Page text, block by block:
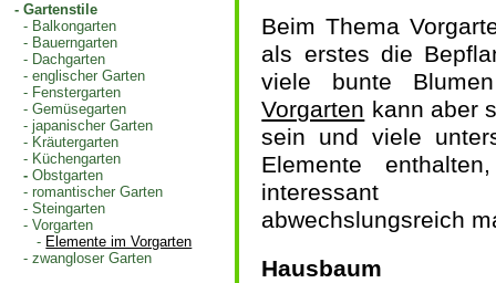
-Gartenstile
- Balkongarten
- Bauerngarten
- Dachgarten
-englischer Garten
- Fenstergarten
-Gemüsegarten
-japanischer Garten
- Kräutergarten
- Küchengarten
- Obstgarten
-romantischer Garten
-Steingarten
-Vorgarten
- Elemente im Vorgarten
-zwangloser Garten
Beim Thema
als erstes die
viele bunte
Vorgarten kann aber
sein und viele
Elemente
abwechslungsreich
Hausbaum